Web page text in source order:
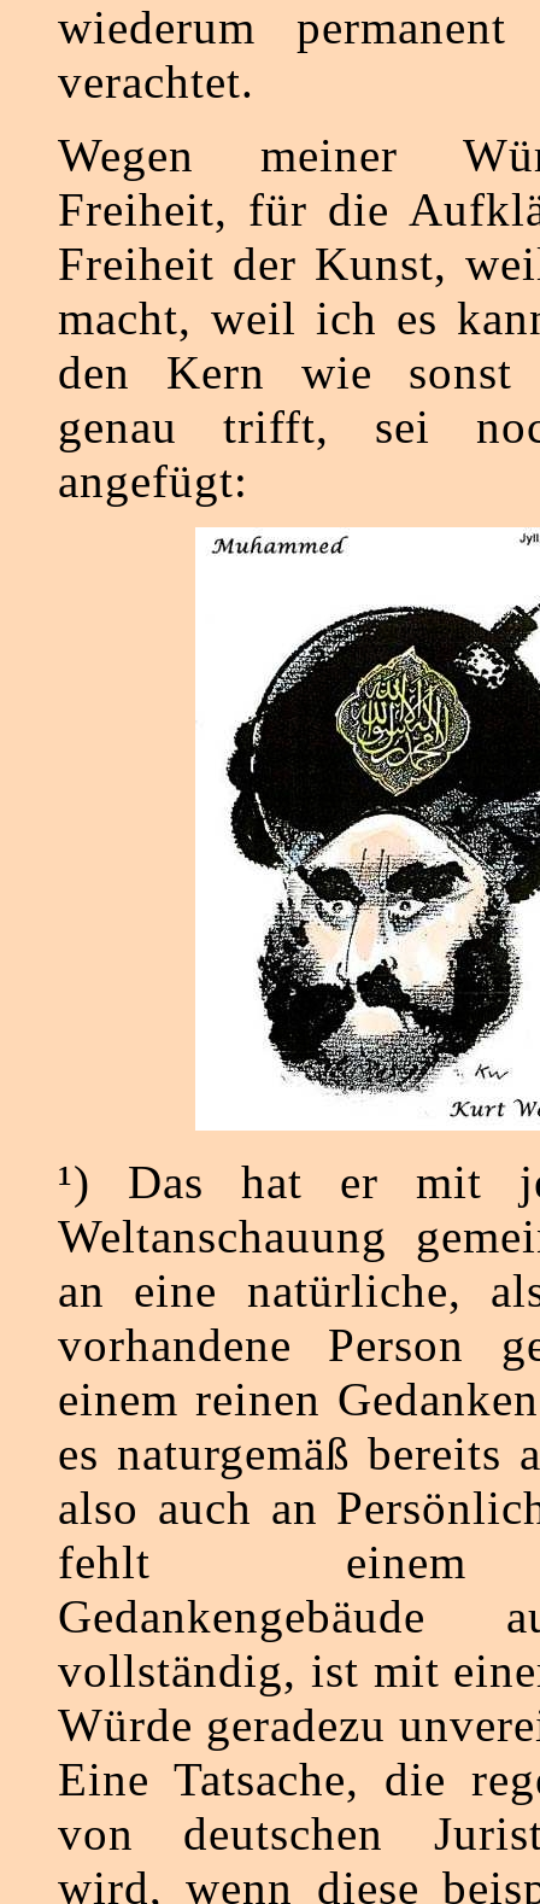
wiederum
verachtet.
Wegen meiner
Freiheit, für die
Freiheit der Kunst,
macht, weil ich es
den Kern wie sonst
genau trifft, sei
angefügt:
¹) Das hat er mit
Weltanschauung
an eine natürliche,
vorhandene Person
einem reinen
es naturgemäß bereits
also auch an
fehlt einem
Gedankengebäude
vollständig, ist mit
Würde geradezu
Eine Tatsache, die
von deutschen
wird, wenn diese